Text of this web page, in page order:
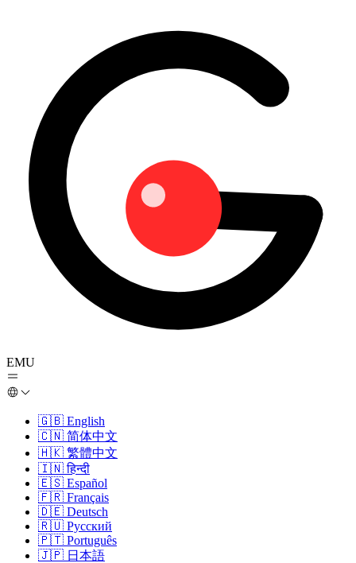
EMU
🇬🇧 English
🇨🇳 简体中文
🇭🇰 繁體中文
🇮🇳 हिन्दी
🇪🇸 Español
🇫🇷 Français
🇩🇪 Deutsch
🇷🇺 Русский
🇵🇹 Português
🇯🇵 日本語